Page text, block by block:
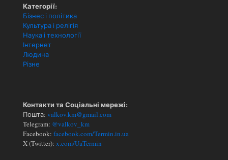
Категорії:
Бізнес і політика
Культура і релігія
Наука і технології
Інтернет
Людина
Різне
Контакти та Соціальні мережі:
Пошта: valkov.km@gmail.com
Telegram: @valkov_km
Facebook: facebook.com/Termin.in.ua
X (Twitter): x.com/UaTermin